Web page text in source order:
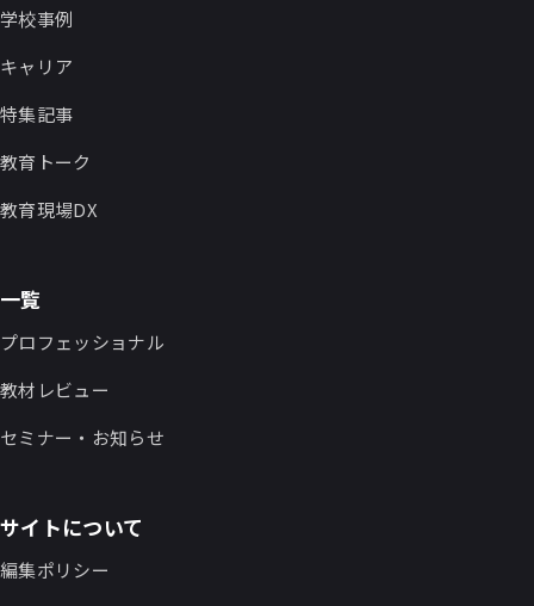
学校事例
キャリア
特集記事
教育トーク
教育現場DX
一覧
プロフェッショナル
教材レビュー
セミナー・お知らせ
サイトについて
編集ポリシー